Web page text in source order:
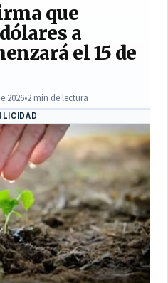
que
a
el 15 de
2026•2 min de lectura